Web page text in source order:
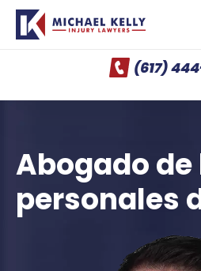
(617)
Abogado
personales